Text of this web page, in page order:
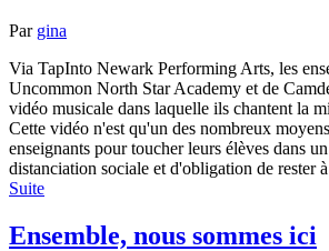
Par gina
Via TapInto Newark Performing Arts, les
Uncommon North Star Academy et de
vidéo musicale dans laquelle ils chantent la
Cette vidéo n'est qu'un des nombreux
enseignants pour toucher leurs élèves dans
distanciation sociale et d'obligation de rester
Suite
Ensemble, nous sommes ici